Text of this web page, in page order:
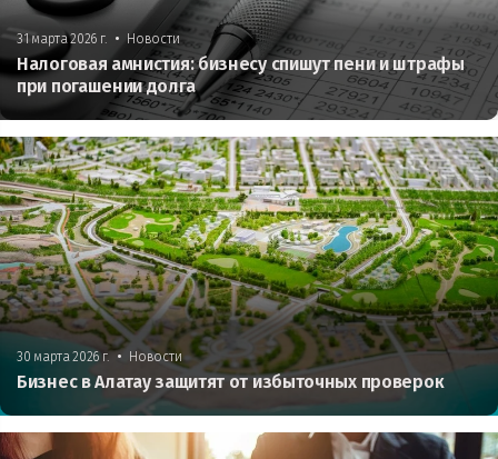
31 марта 2026 г. • Новости
Налоговая амнистия: бизнесу спишут пени и штрафы
при погашении долга
30 марта 2026 г. • Новости
Бизнес в Алатау защитят от избыточных проверок